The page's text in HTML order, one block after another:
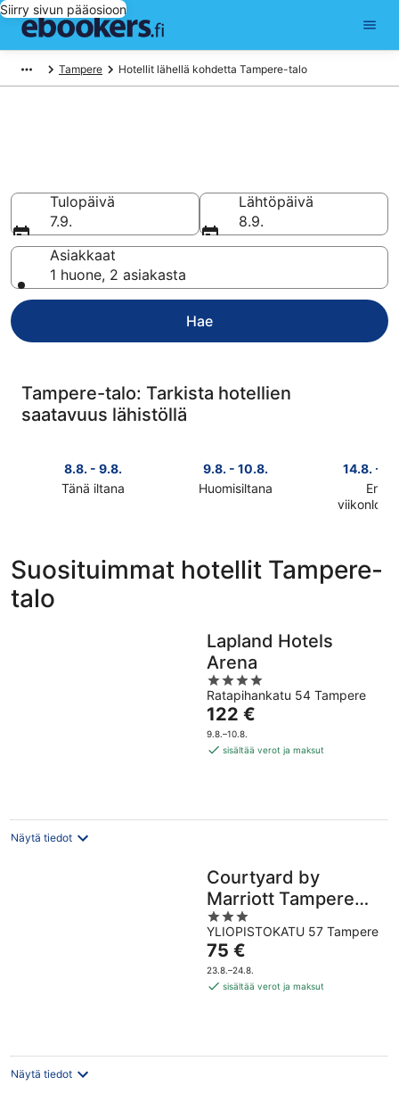
Siirry sivun pääosioon
Tampere Hotellit lähellä kohdetta Tampere-talo
Tulopäivä
7.9.
Lähtöpäivä
8.9.
Asiakkaat
1 huone, 2 asiakasta
Hae
Tampere-talo: Tarkista hotellien
saatavuus lähistöllä
8.8. - 9.8.
Tänä iltana
kohdetta
Tampere-
talo
täksi
9.8. - 10.8.
Huomisiltana
kohdetta
Tampere-
9.8.
10.8.
14.8. -
Ensi
kohdetta
-
Suosituimmat hotellit Tampere-
talo
Lapland Hotels
Arena
4
out
of
5
Ratapihankatu 54 Tampere
Hinta
on
122 €
122 €
9.8.–10.8.
sisältää verot ja maksut
Näytä tiedot
Courtyard by
Marriott Tampere
City
3
out
of
5
YLIOPISTOKATU 57 Tampere
Hinta
on
75 €
75 €
23.8.–24.8.
sisältää verot ja maksut
Näytä tiedot